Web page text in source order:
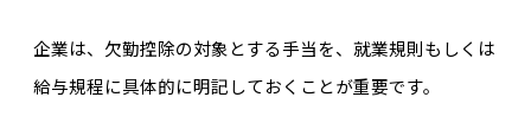
企業は、欠勤控除の対象とする手当を、就業規則もしくは
給与規程に具体的に明記しておくことが重要です。